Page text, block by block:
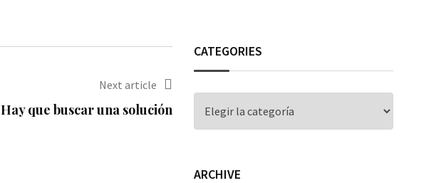
Next article
Hay que buscar una solución
CATEGORIES
ARCHIVE